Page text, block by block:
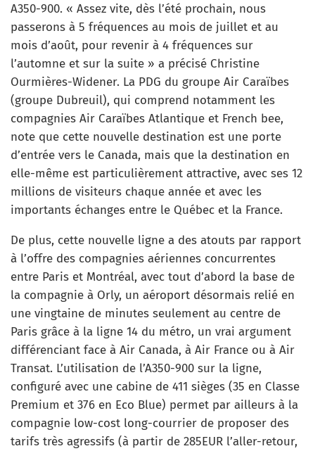
A350-900. « Assez vite, dès l’été prochain, nous
passerons à 5 fréquences au mois de juillet et au
mois d’août, pour revenir à 4 fréquences sur
l’automne et sur la suite » a précisé Christine
Ourmières-Widener. La PDG du groupe Air Caraïbes
(groupe Dubreuil), qui comprend notamment les
compagnies Air Caraïbes Atlantique et French bee,
note que cette nouvelle destination est une porte
d’entrée vers le Canada, mais que la destination en
elle-même est particulièrement attractive, avec ses 12
millions de visiteurs chaque année et avec les
importants échanges entre le Québec et la France.
De plus, cette nouvelle ligne a des atouts par rapport
à l’offre des compagnies aériennes concurrentes
entre Paris et Montréal, avec tout d’abord la base de
la compagnie à Orly, un aéroport désormais relié en
une vingtaine de minutes seulement au centre de
Paris grâce à la ligne 14 du métro, un vrai argument
différenciant face à Air Canada, à Air France ou à Air
Transat. L’utilisation de l’A350-900 sur la ligne,
configuré avec une cabine de 411 sièges (35 en Classe
Premium et 376 en Eco Blue) permet par ailleurs à la
compagnie low-cost long-courrier de proposer des
tarifs très agressifs (à partir de 285EUR l’aller-retour,